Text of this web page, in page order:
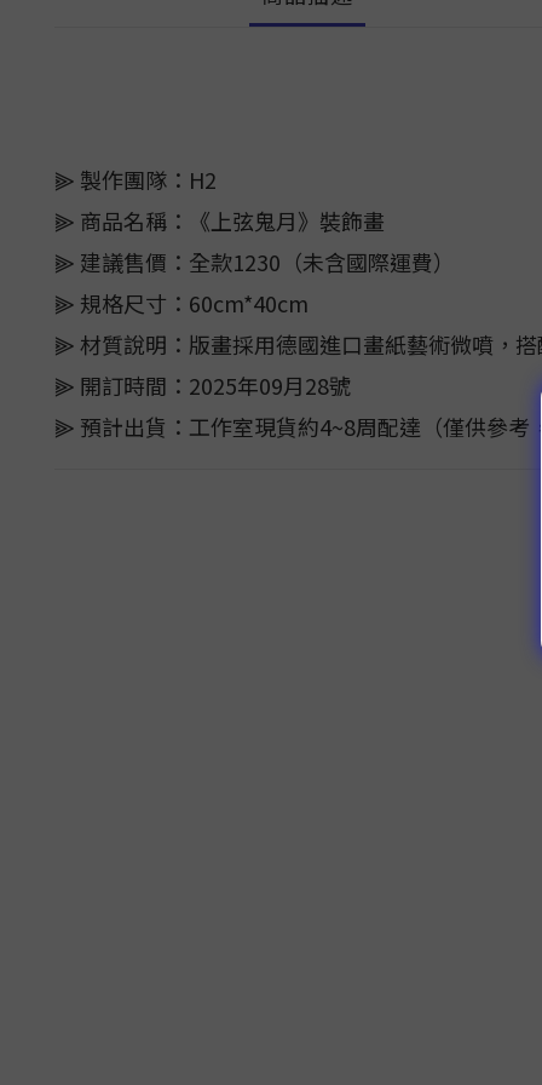
⫸ 製作團隊：H2
⫸ 商品名稱：《上弦鬼月》裝飾畫
⫸ 建議售價：全款1230（未含國際運費）
⫸ 規格尺寸：60cm*40cm
⫸ 材質說明：版畫採用德國進口畫紙藝術微噴，
⫸ 開訂時間：2025年09月28號
⫸ 預計出貨：工作室現貨約4~8周配達（僅供參考